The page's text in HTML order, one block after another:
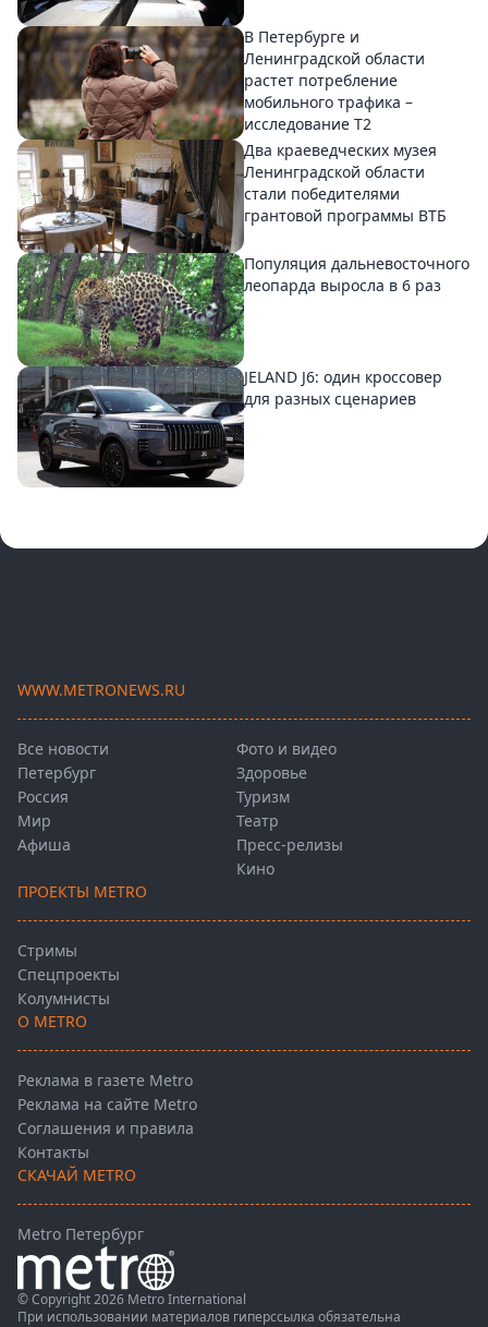
В Петербурге и
Ленинградской области
растет потребление
мобильного трафика –
исследование T2
Два краеведческих музея
Ленинградской области
стали победителями
грантовой программы ВТБ
Популяция дальневосточного
леопарда выросла в 6 раз
JELAND J6: один кроссовер
для разных сценариев
WWW.METRONEWS.RU
Все новости
Петербург
Россия
Мир
Афиша
Фото и видео
Здоровье
Туризм
Театр
Пресс-релизы
Кино
ПРОЕКТЫ METRO
Стримы
Спецпроекты
Колумнисты
О METRO
Реклама в газете Metro
Реклама на сайте Metro
Соглашения и правила
Контакты
СКАЧАЙ METRO
Metro Петербург
© Copyright 2026 Metro International
При использовании материалов гиперссылка обязательна